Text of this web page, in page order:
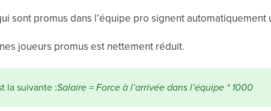
sont promus dans l’équipe prosignent automatiquement
joueurs promus est nettement réduit.
la suivante :Salaire = Force à l’arrivée dans l’équipe * 1000